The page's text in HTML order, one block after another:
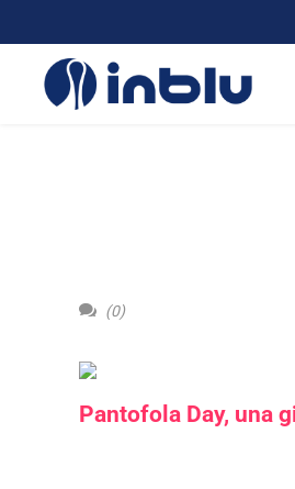
Pantofola Day, una
(0)